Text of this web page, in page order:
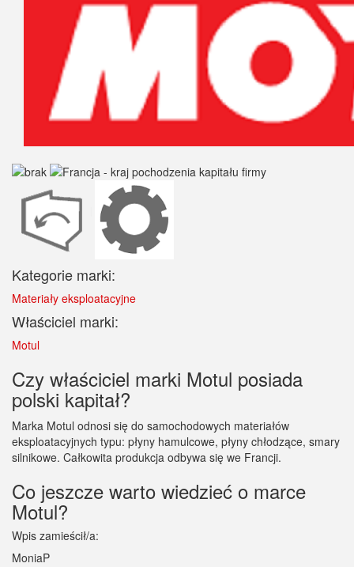
Kategorie marki:
Materiały eksploatacyjne
Właściciel marki:
Motul
Czy właściciel marki Motul posiada
polski kapitał?
Marka Motul odnosi się do samochodowych materiałów
eksploatacyjnych typu: płyny hamulcowe, płyny chłodzące, smary
silnikowe. Całkowita produkcja odbywa się we Francji.
Co jeszcze warto wiedzieć o marce
Motul?
Wpis zamieścił/a:
MoniaP